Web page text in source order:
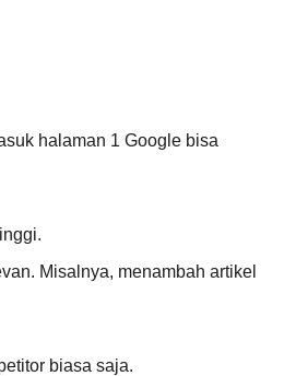
halaman 1 Google bisa
Misalnya, menambah artikel
biasa saja.